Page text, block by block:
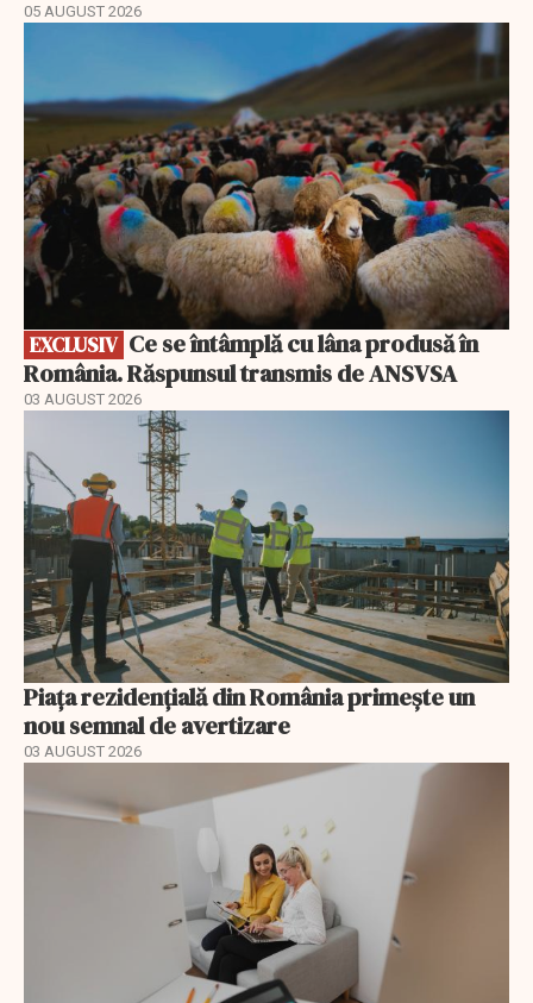
05 AUGUST 2026
EXCLUSIV
România. Răspunsul transmis de ANSVSA
03 AUGUST 2026
Piața rezidențială din România primește un
nou semnal de avertizare
03 AUGUST 2026